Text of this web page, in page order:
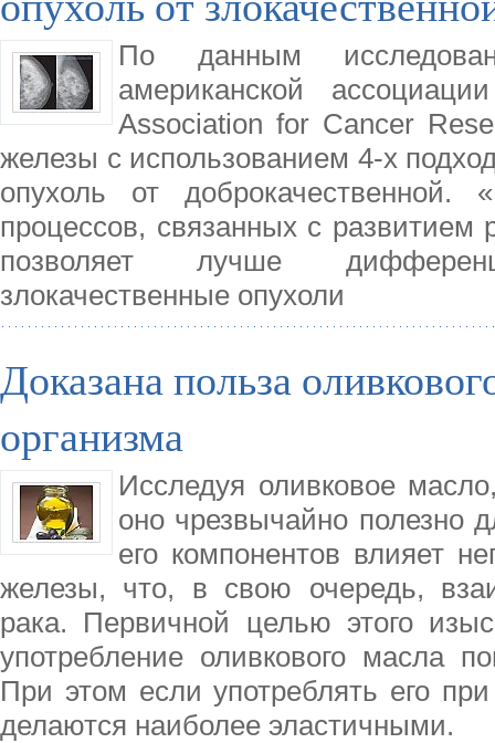
По данным
американской
Association for Cancer
железы с использованием 4-х
опухоль от
процессов, связанных с
позволяет лучше
злокачественные опухоли
Доказана польза
организма
Исследуя оливковое
оно чрезвычайно полезно
его компонентов влияет
железы, что, в свою очередь,
рака. Первичной целью этого
употребление оливкового масла
При этом если употреблять его
делаются наиболее эластичными.